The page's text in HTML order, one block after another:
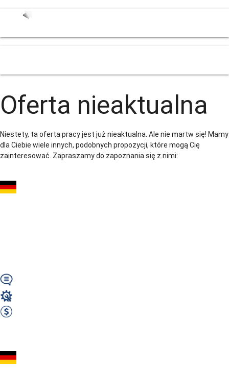
Oferta nieaktualna
Niestety, ta oferta pracy jest już nieaktualna. Ale nie martw się! Mamy
dla Ciebie wiele innych, podobnych propozycji, które mogą Cię
zainteresować. Zapraszamy do zapoznania się z nimi: